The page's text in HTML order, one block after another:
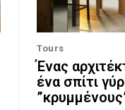
Tours
Ένας
ένα σπίτι